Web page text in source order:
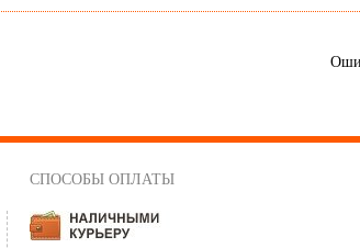
СПОСОБЫ ОПЛАТЫ